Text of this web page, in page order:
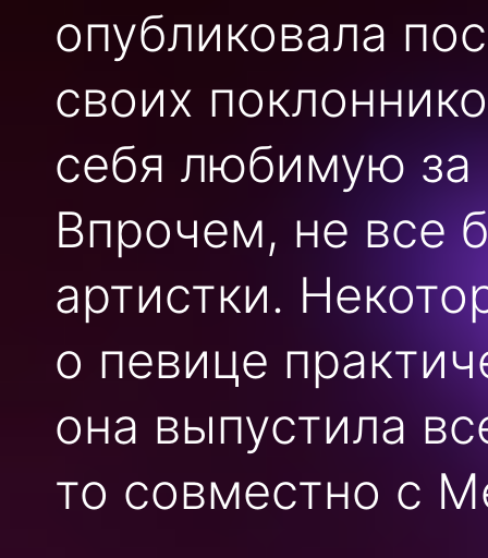
опубликовала
своих
себя любимую за
Впрочем, не все
артистки.
о певице
она выпустила
то совместно с